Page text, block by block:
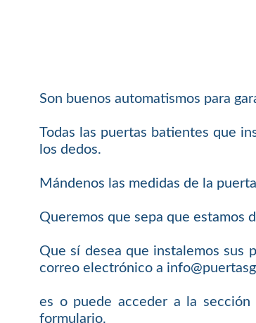
Son buenos automatismos para
Todas las puertas batientes que
los dedos.
Mándenos las medidas de la
Queremos que sepa que estamos
Que sí desea que instalemos sus
correo electrónico a
es o puede acceder a la
formulario.